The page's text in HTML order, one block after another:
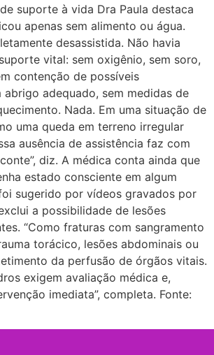
suporte à vida Dra Paula destaca
apenas sem alimento ou água.
desassistida. Não havia
vital: sem oxigênio, sem soro,
contenção de possíveis
abrigo adequado, sem medidas de
Nada. Em uma situação de
uma queda em terreno irregular
ausência de assistência faz com
diz. A médica conta ainda que
estado consciente em algum
sugerido por vídeos gravados por
a possibilidade de lesões
“Como fraturas com sangramento
torácico, lesões abdominais ou
da perfusão de órgãos vitais.
exigem avaliação médica e,
imediata”, completa. Fonte: